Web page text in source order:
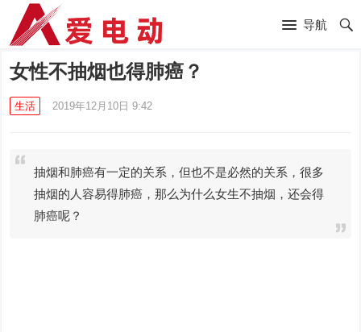
导航
女性不抽烟也得肺癌？
生活 2019年12月10日 9:42
抽烟和肺癌有一定的关系，但也不是必然的关系，很多
抽烟的人容易得肺癌，那么为什么女生不抽烟，还会得
肺癌呢？